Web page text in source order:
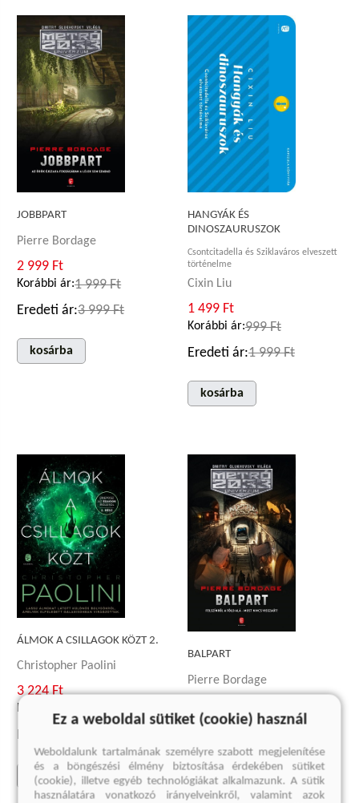
JOBBPART
Pierre Bordage
2 999 Ft
Korábbi ár:1 999 Ft
Eredeti ár:3 999 Ft
kosárba
HANGYÁK ÉS
DINOSZAURUSZOK
Csontcitadella és Sziklaváros elveszett
történelme
Cixin Liu
1 499 Ft
Korábbi ár:999 Ft
Eredeti ár:1 999 Ft
kosárba
ÁLMOK A CSILLAGOK KÖZT 2.
Christopher Paolini
3 224 Ft
Korábbi ár:
1 999 Ft
Eredeti ár:
kosárba
BALPART
Pierre Bordage
Korábbi ár:1 999 Ft
Eredeti ár:3 999 Ft
kosárba
Ez a weboldal sütiket (cookie) használ
Weboldalunk tartalmának személyre szabott megjelenítése
és a böngészési élmény biztosítása érdekében sütiket
(cookie), illetve egyéb technológiákat alkalmazunk. A sütik
használatára vonatkozó irányelveinkről, valamint azok